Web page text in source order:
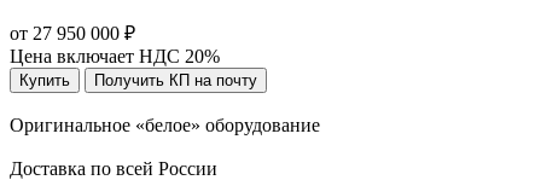
от 27 950 000 ₽
Цена включает НДС 20%
Купить Получить КП на почту
Оригинальное «белое» оборудование
Доставка по всей России